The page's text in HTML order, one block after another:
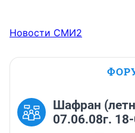
Новости СМИ2
Шафран
07.06.08г.